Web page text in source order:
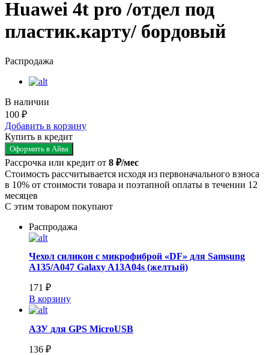
Huawei 4t pro /отдел под
пластик.карту/ бордовый
Распродажа
В наличии
100 ₽
Добавить в корзину
Купить в кредит
Оформить в Айва
Рассрочка или кредит от 8 ₽/мес
Стоимость рассчитывается исходя из первоначального взноса
в 10% от стоимости товара и поэтапной оплаты в течении 12
месяцев
С этим товаром покупают
Распродажа
Чехол силикон с микрофиброй «DF» для Samsung
A135/A047 Galaxy A13A04s (желтый)
171 ₽
В корзину
АЗУ для GPS MicroUSB
136 ₽